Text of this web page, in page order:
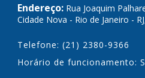
Endereço: Rua Joaquim
Cidade Nova - Rio de Janeiro -
Telefone: (21) 2380-9366
Horário de funcionamento: